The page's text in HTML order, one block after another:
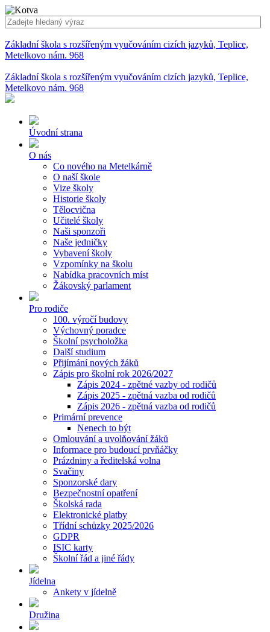
Základní škola s rozšířeným vyučováním cizích jazyků, Teplice,
Metelkovo nám. 968
Základní škola s rozšířeným vyučováním cizích jazyků, Teplice,
Metelkovo nám. 968
Úvodní strana
O nás
Co nového na Metelkárně
O naší škole
Vize školy
Historie školy
Tělocvična
Učitelé školy
Naši sponzoři
Naše jedničky
Vybavení školy
Vzpomínky na školu
Nabídka pracovních míst
Žákovský parlament
Pro rodiče
100. výročí budovy
Výchovný poradce
Školní psycholožka
Další studium
Přijímání nových žáků
Zápis pro školní rok 2026/2027
Zápis 2024 - zpětné vazby od rodičů
Zápis 2025 - zpětná vazba od rodičů
Zápis 2026 - zpětná vazba od rodičů
Primární prevence
Nenech to být
Omlouvání a uvolňování žáků
Informace pro budoucí prvňáčky
Prázdniny a ředitelská volna
Svačiny
Sponzorské dary
Bezpečnostní opatření
Školská rada
Elektronické platby
Třídní schůzky 2025/2026
GDPR
ISIC karty
Školní řád a jiné řády
Jídelna
Ankety v jídelně
Družina